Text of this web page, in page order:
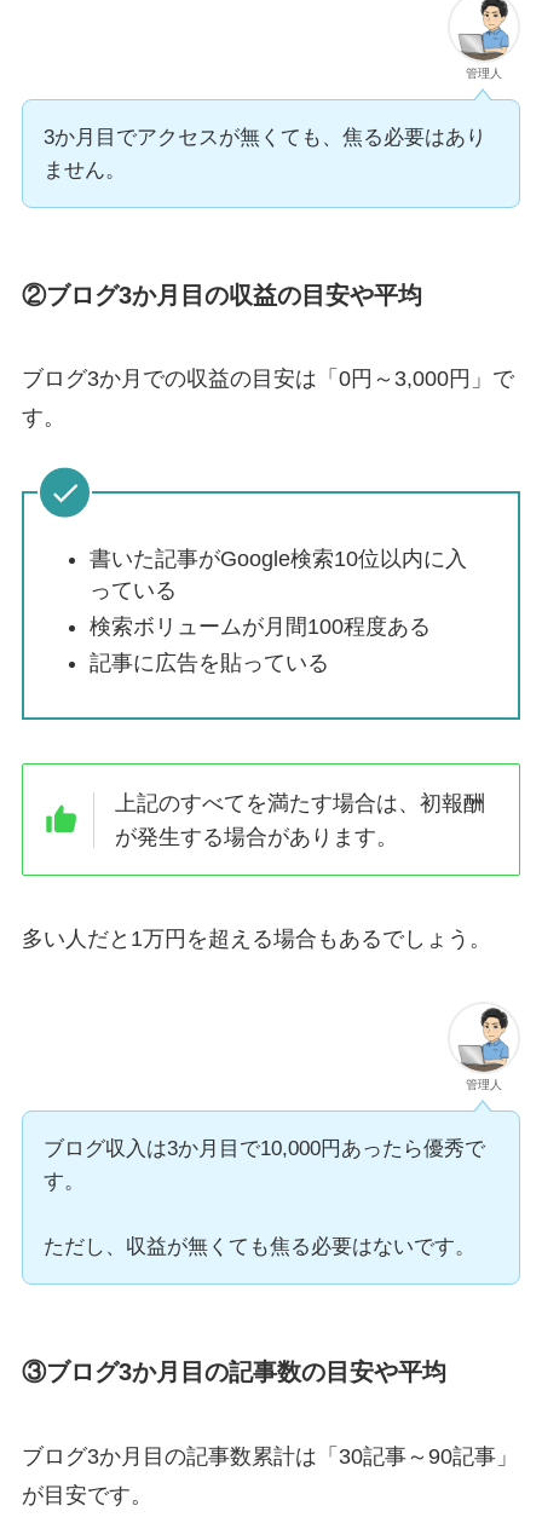
管理人
3か月目でアクセスが無くても、焦る必要はあり
ません。
②ブログ3か月目の収益の目安や平均
ブログ3か月での収益の目安は「 0円～3,000円 」で
す。
書いた記事がGoogle検索10位以内に入
っている
検索ボリュームが月間100程度ある
記事に広告を貼っている
上記のすべてを満たす場合は、初報酬
が発生する場合があります。
多い人だと1万円を超える場合もあるでしょう 。
管理人
ブログ収入は3か月目で10,000円あったら優秀で
す。
ただし、収益が無くても焦る必要はないです。
③ブログ3か月目の記事数の目安や平均
ブログ3か月目の記事数累計は 「30記事～90記事」
が目安です。